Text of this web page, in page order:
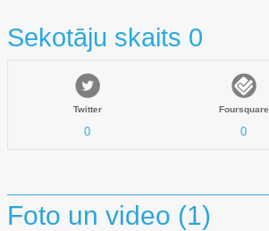
Sekotāju skaits 0
Twitter
0
Foursquare
0
Foto un video (1)